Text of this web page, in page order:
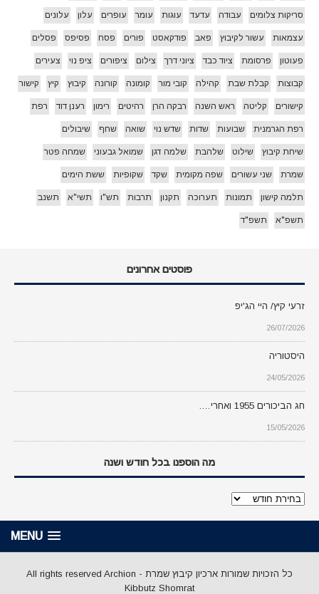
סריקות צלומים עבודה עדעד עוגות עומר עופרים עלון עלונים
עצמאות עשור לקיבוץ פאב פודקאסט פורים פסח פסיפס פסלים
פעוטון פרסומת ציוד כבד ציוני דרך צילום ציפורים ציפ נוי צעירים
קבוצות קבלת שבת קהילה קובי מור קומונה קורונה קיבוץ קיץ קישור
קישורים קליטה ראש השנה רבקה הרן רהיטים רימון רענן דוד רפת
רפת הגרמנית שבועות שדות שדש נוי שואה שחף שיבולים
שיחת קיבוץ שילוט שלהבת שלמה דגן שמואל גבעוני שמחה פטר
שמרת שני עשורים שפה מקומית שקד שקופיות ששת הימים
תלמה קישון תמונות תערוכה תקנון תרבות תש"ו תשי"א תשנב
תשפ"א תשפ"ד
פוסטים אחרונים
זרעי קיץ/ היי הג'יפ
26/07/2026
היסטוריה
24/05/2026
חג הביכורים 1955 ואחרי….
15/05/2026
מה הוספנו בכל חודש ושנה
מה
ושנה
MENU
כל הזכויות שמורות ארכיון קיבוץ שמרת - All rights reserved Archion
Kibbutz Shomrat